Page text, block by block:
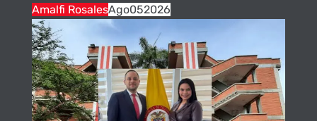
Amalfi RosalesAgo052026